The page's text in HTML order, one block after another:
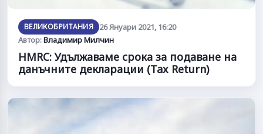
ВЕЛИКОБРИТАНИЯ
26 Януари 2021, 16:20
Автор:Владимир Милчин
HMRC: Удължаваме срока за подаване на
данъчните декларации (Tax Return)